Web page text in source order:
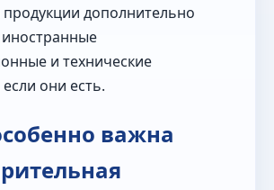
дополнительно
и технические
они есть.
важна